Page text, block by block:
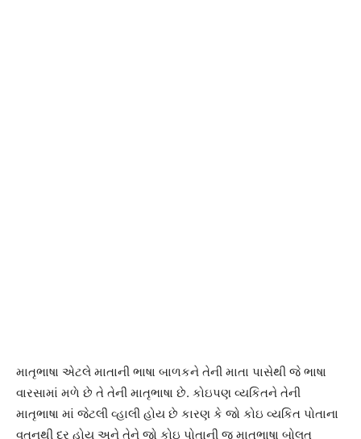
માતૃભાષા એટલે માતાની ભાષા બાળકને તેની માતા પાસેથી જે ભાષા
વારસામાં મળે છે તે તેની માતૃભાષા છે. કોઇપણ વ્યકિતને તેની
માતૃભાષા માં જેટલી વ્હાલી હોય છે કારણ કે જો કોઇ વ્યકિત પોતાના
વતનથી દૂર હોય અને તેને જો કોઇ પોતાની જ માતૃભાષા બોલતુ